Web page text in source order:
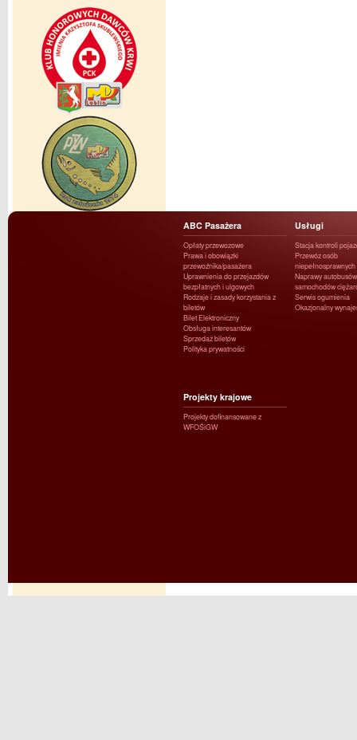
ABC Pasażera
Opłaty przewozowe
Prawa i obowiązki
przewoźnika/pasażera
Uprawnienia do przejazdów
bezpłatnych i ulgowych
Rodzaje i zasady korzystania z
biletów
Bilet Elektroniczny
Obsługa interesantów
Sprzedaż biletów
Polityka prywatności
Usługi
Stacja kontroli
Przewóz osób
niepełnosprawnych
Naprawy
samochodów
Serwis ogumienia
Okazjonalny
Projekty krajowe
Projekty dofinansowane z
WFOŚiGW